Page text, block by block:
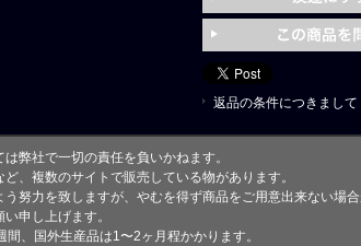
返品の条件につきまして
弊社で一切の責任を負いかねます。
、複数のサイトで販売している物があります。
努力を致しますが、やむを得ず商品をご用意出来ない場合
申し上げます。
、国外生産品は1〜2ヶ月程かかります。